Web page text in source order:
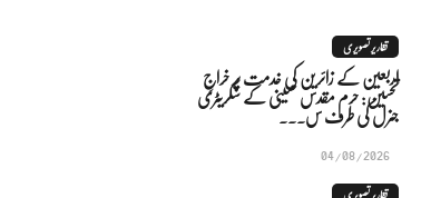
تقاریر تصویری
اربعین کے زائرین کی خدمت پر خراجِ
تحسین: حرم مقدس حسینی کے سکریٹری
جنرل کی طرف س...
04/08/2026